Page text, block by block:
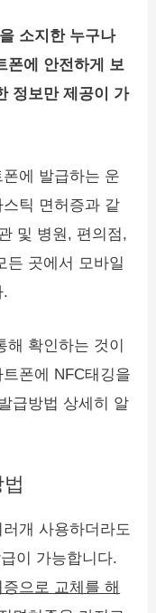
소지한 누구나
폰에 안전하게 보
정보만 제공이 가
에 발급하는 운
틱 면허증과 같
및 병원, 편의점,
든 곳에서 모바일
.
해 확인하는 것이
폰에 NFC태깅을
급방법 상세히 알
개 사용하더라도
이 가능합니다.
으로 교체를 해